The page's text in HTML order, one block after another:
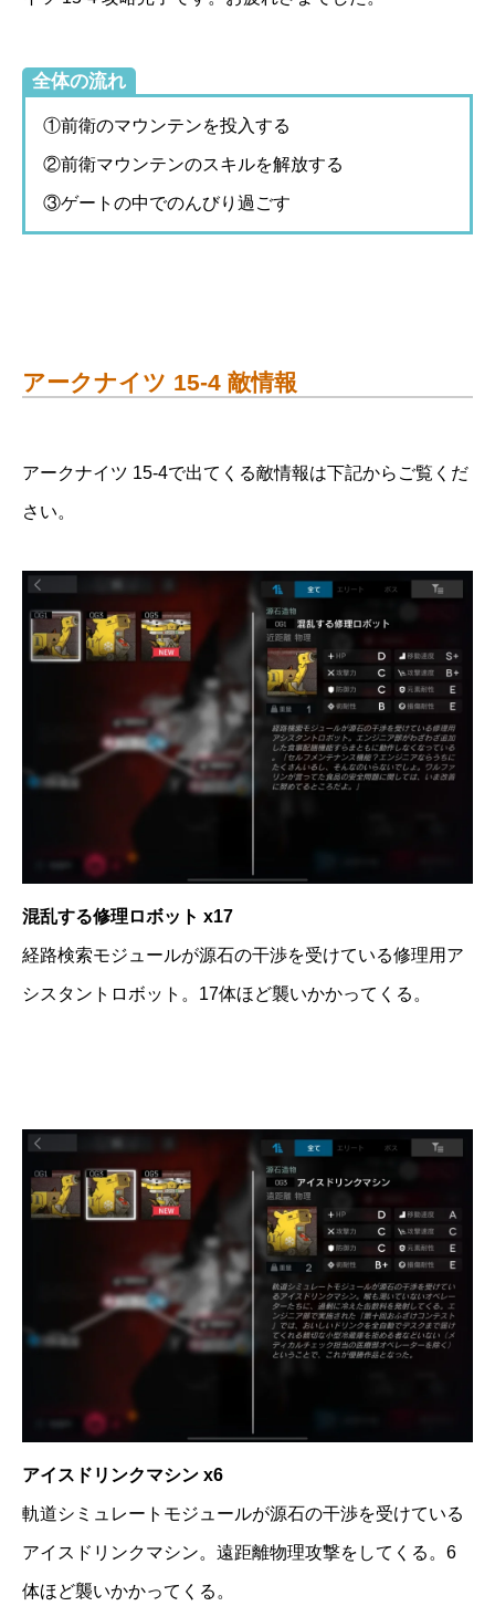
全体の流れ
①前衛のマウンテンを投入する
②前衛マウンテンのスキルを解放する
③ゲートの中でのんびり過ごす
アークナイツ 15-4 敵情報
アークナイツ 15-4で出てくる敵情報は下記からご覧くだ
さい。
混乱する修理ロボット x17
経路検索モジュールが源石の干渉を受けている修理用ア
シスタントロボット。17体ほど襲いかかってくる。
アイスドリンクマシン x6
軌道シミュレートモジュールが源石の干渉を受けている
アイスドリンクマシン。遠距離物理攻撃をしてくる。6
体ほど襲いかかってくる。